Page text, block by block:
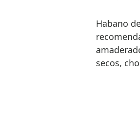
Habano
secos,